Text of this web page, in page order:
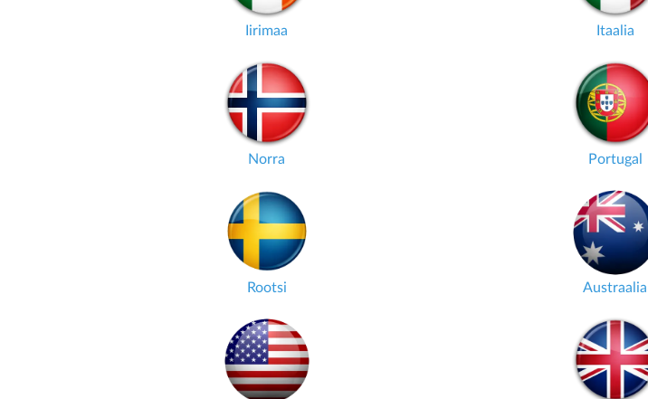
Iirimaa Itaalia
Norra Portugal
Rootsi Austraalia